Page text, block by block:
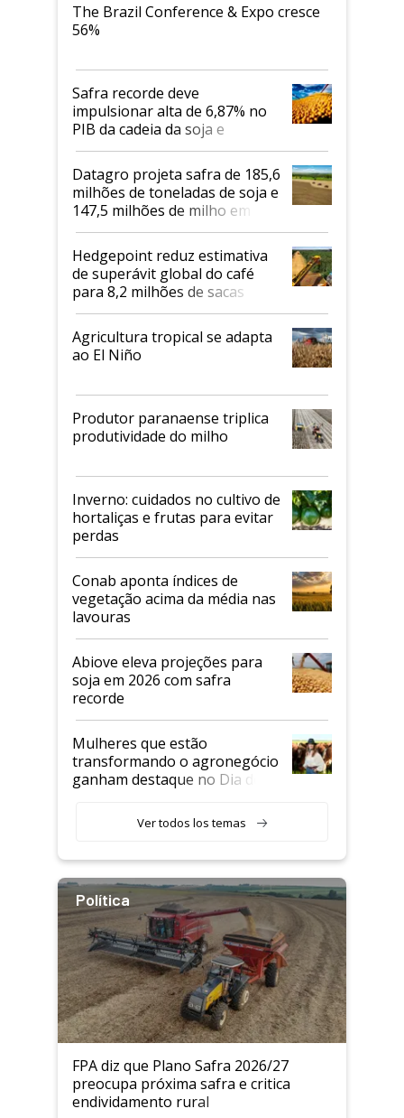
The Brazil Conference & Expo cresce
56%
Safra recorde deve
impulsionar alta de 6,87% no
PIB da cadeia da soja e
biodiesel em 2026
Datagro projeta safra de 185,6
milhões de toneladas de soja e
147,5 milhões de milho em
2026/27
Hedgepoint reduz estimativa
de superávit global do café
para 8,2 milhões de sacas
Agricultura tropical se adapta
ao El Niño
Produtor paranaense triplica
produtividade do milho
Inverno: cuidados no cultivo de
hortaliças e frutas para evitar
perdas
Conab aponta índices de
vegetação acima da média nas
lavouras
Abiove eleva projeções para
soja em 2026 com safra
recorde
Mulheres que estão
transformando o agronegócio
ganham destaque no Dia do
Ver todos los temas
Política
FPA diz que Plano Safra 2026/27
preocupa próxima safra e critica
endividamento rural